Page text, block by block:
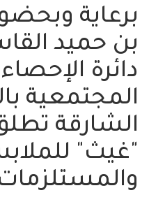
برعاية
بن حميد
دائرة
المجتمعية
الشارقة
"غيث"
والمستلزمات